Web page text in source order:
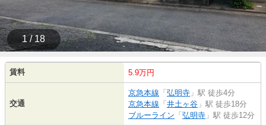
1 / 18
賃料 5.9万円
交通
京急本線 「 弘明寺 」駅 徒歩4分
京急本線 「 井土ヶ谷 」駅 徒歩18分
ブルーライン 「 弘明寺 」駅 徒歩12分